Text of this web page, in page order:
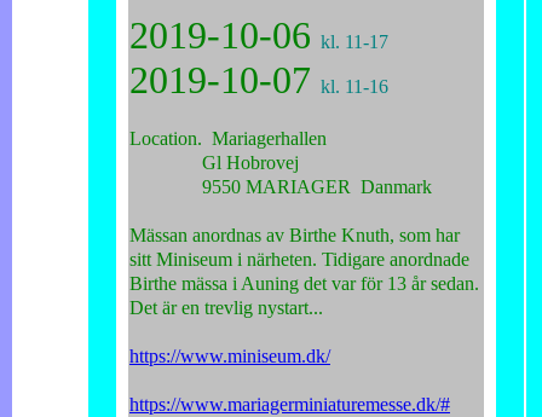
2019-10-06 kl. 11-17
2019-10-07 kl. 11-16
Location. Mariagerhallen
Gl Hobrovej
9550 MARIAGER Danmark
Mässan anordnas av Birthe Knuth, som har
sitt Miniseum i närheten. Tidigare anordnade
Birthe mässa i Auning det var för 13 år sedan.
Det är en trevlig nystart...
https://www.miniseum.dk/
https://www.mariagerminiaturemesse.dk/#